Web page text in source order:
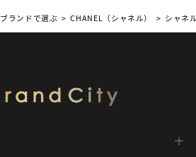
ブランドで選ぶ CHANEL（シャネル） シャネ